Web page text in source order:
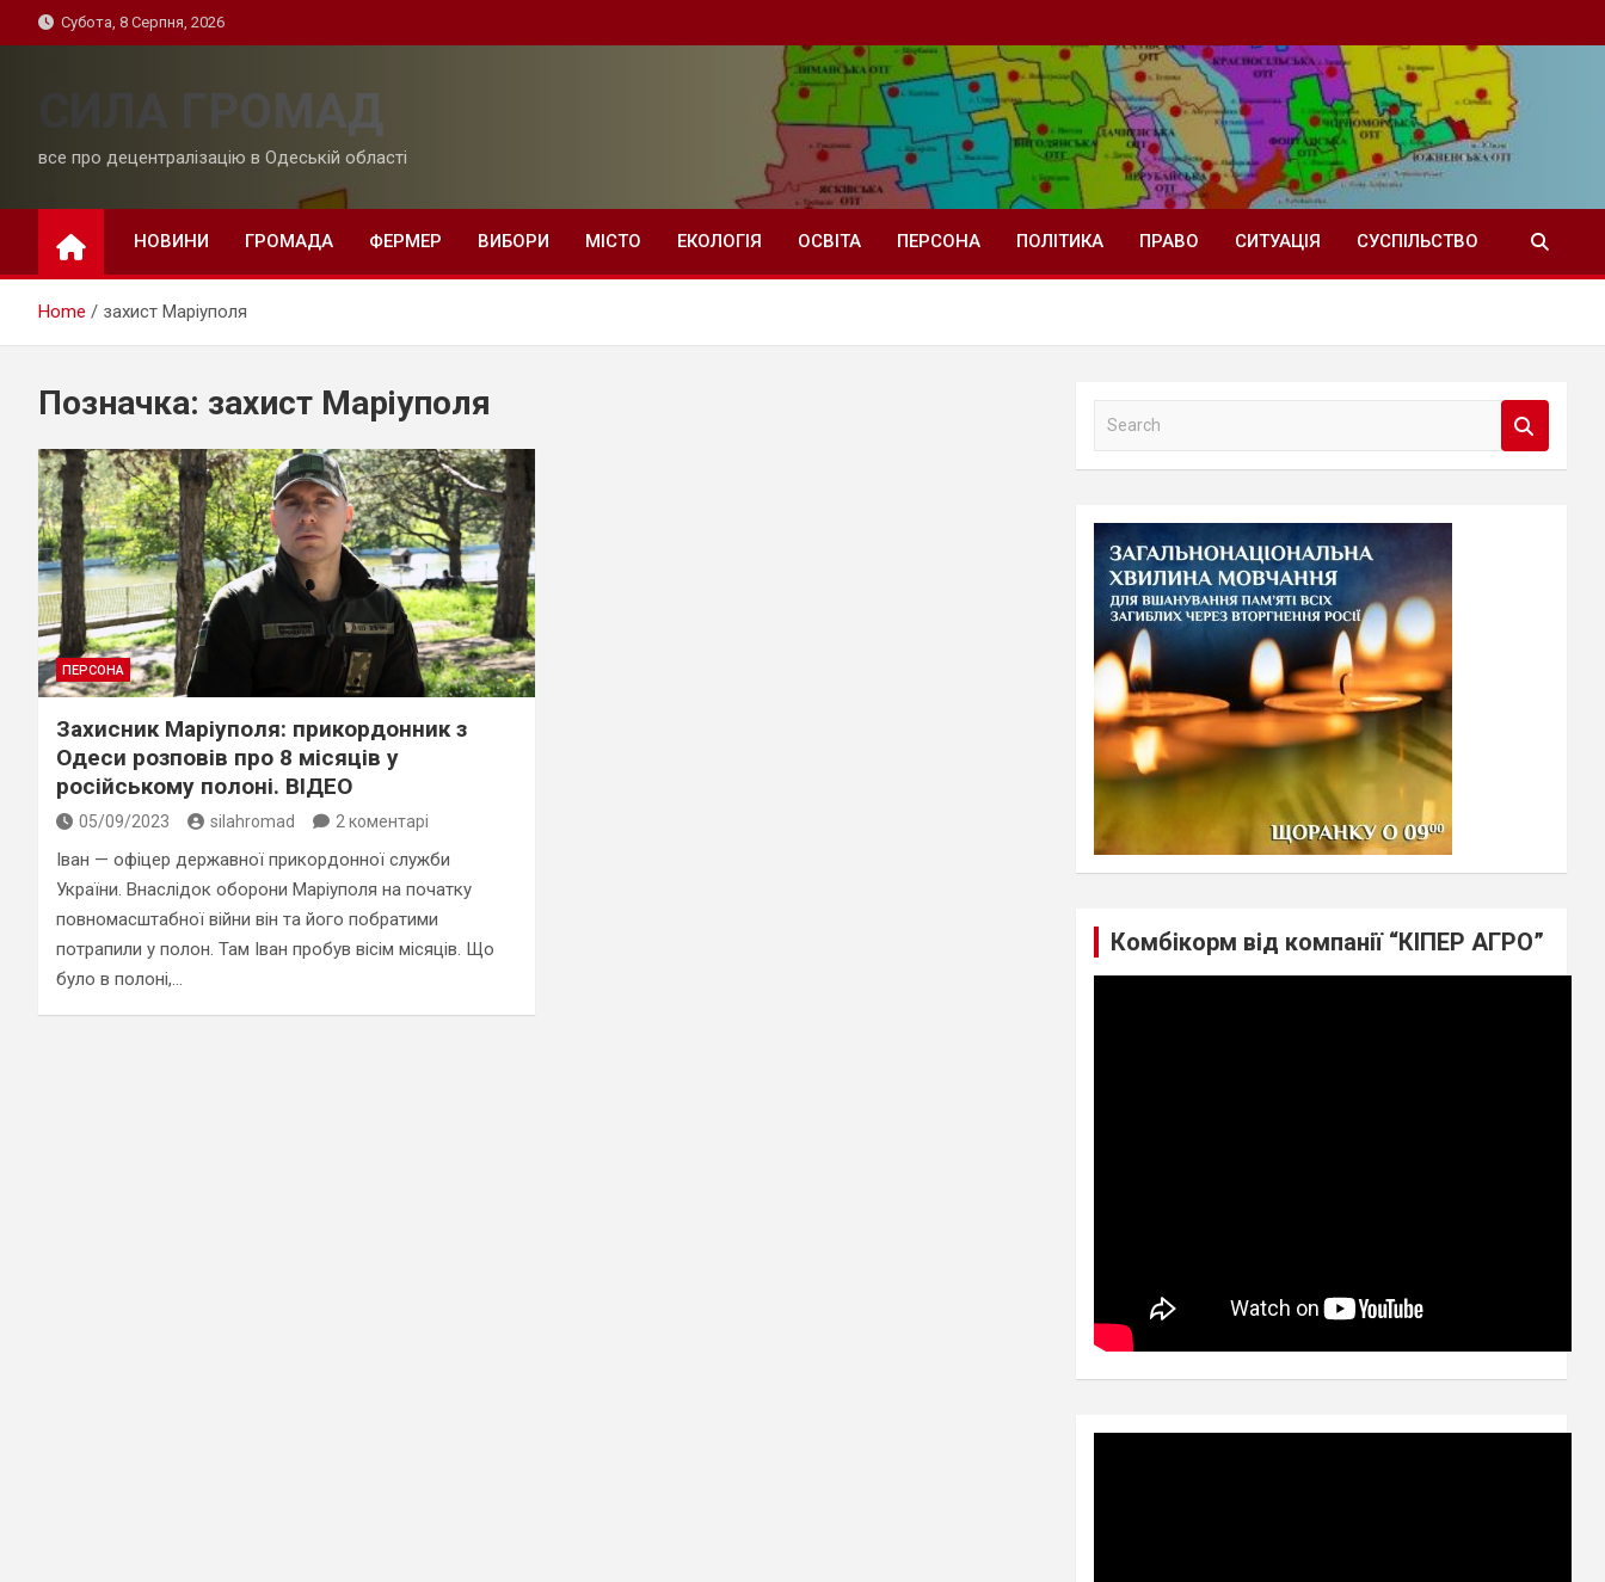
to
Субота, 8 Серпня, 2026
СИЛА ГРОМАД
все про децентралізацію в Одеській області
НОВИНИ ГРОМАДА ФЕРМЕР ВИБОРИ МІСТО ЕКОЛОГІЯ ОСВІТА ПЕРСОНА ПОЛІТИКА ПРАВО СИТУАЦІЯ СУСПІЛЬСТВО
Home захист Маріуполя
Позначка: захист Маріуполя
ПЕРСОНА
Захисник Маріуполя: прикордонник з
Одеси розповів про 8 місяців у
російському полоні. ВІДЕО
05/09/2023 silahromad 2 коментарі
Іван — офіцер державної прикордонної служби
України. Внаслідок оборони Маріуполя на початку
повномасштабної війни він та його побратими
потрапили у полон. Там Іван пробув вісім місяців. Що
було в полоні,…
a
Комбікорм від компанії “КІПЕР АГРО”